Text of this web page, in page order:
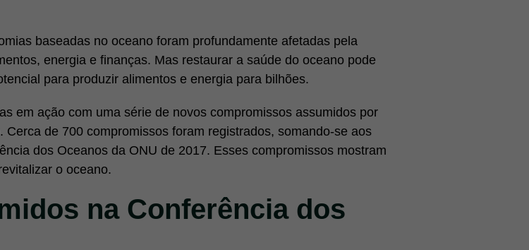
baseadas no oceano foram profundamente afetadas pela
energia e finanças. Mas restaurar a saúde do oceano pode
para produzir alimentos e energia para bilhões.
em ação com uma série de novos compromissos assumidos por
de 700 compromissos foram registrados, somando-se aos
dos Oceanos da ONU de 2017. Esses compromissos mostram
o oceano.
na Conferência dos